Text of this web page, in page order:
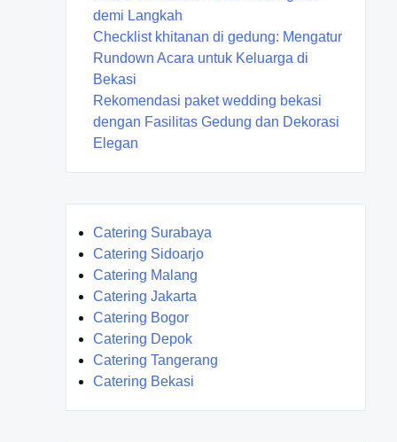
demi Langkah
Checklist khitanan di gedung: Mengatur
Rundown Acara untuk Keluarga di
Bekasi
Rekomendasi paket wedding bekasi
dengan Fasilitas Gedung dan Dekorasi
Elegan
Catering Surabaya
Catering Sidoarjo
Catering Malang
Catering Jakarta
Catering Bogor
Catering Depok
Catering Tangerang
Catering Bekasi